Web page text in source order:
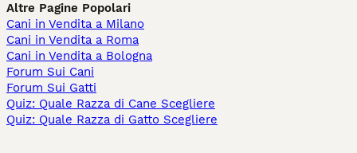
Altre Pagine Popolari
Cani in Vendita a Milano
Cani in Vendita a Roma
Cani in Vendita a Bologna
Forum Sui Cani
Forum Sui Gatti
Quiz: Quale Razza di Cane Scegliere
Quiz: Quale Razza di Gatto Scegliere